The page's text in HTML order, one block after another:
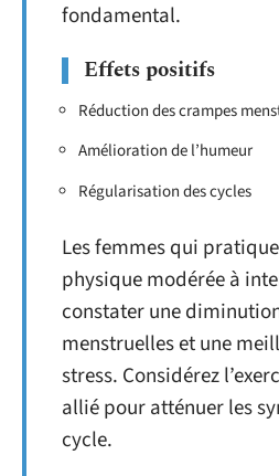
fondamental.
Effets positifs
Réduction des crampes
Amélioration de l’humeur
Régularisation des cycles
Les femmes qui
physique modérée à
constater une
menstruelles et une
stress. Considérez
allié pour atténuer les
cycle.